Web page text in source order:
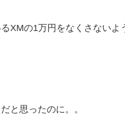
XMの1万円をなくさないよ
と思ったのに。。